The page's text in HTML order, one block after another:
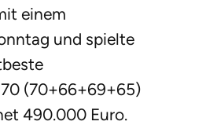
einem
und spielte
(70+66+69+65)
490.000 Euro.